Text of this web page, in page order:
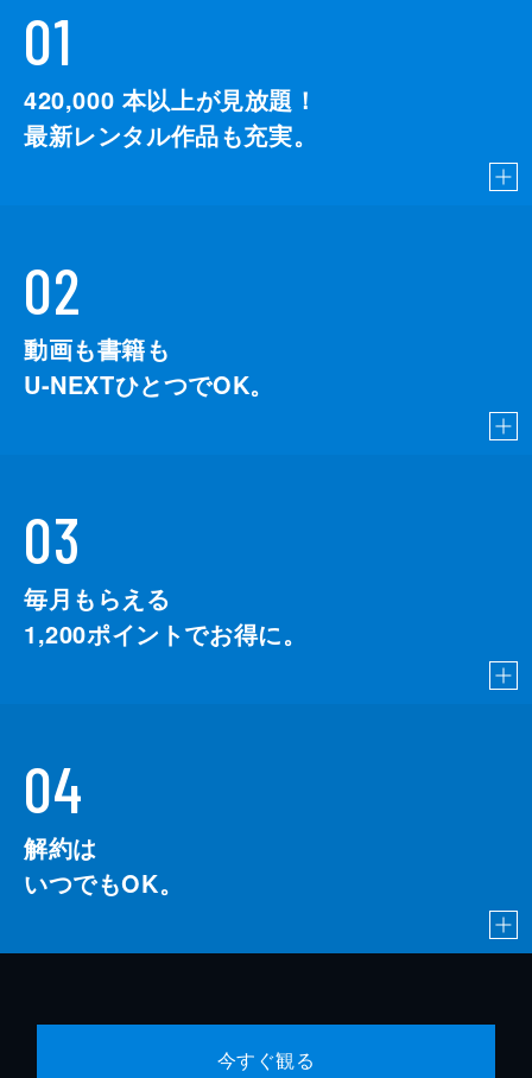
01
420,000 本以上が見放題！
最新レンタル作品も充実。
02
動画も書籍も
U-NEXTひとつでOK。
03
毎月もらえる
1,200ポイントでお得に。
04
解約は
いつでもOK。
今すぐ観る